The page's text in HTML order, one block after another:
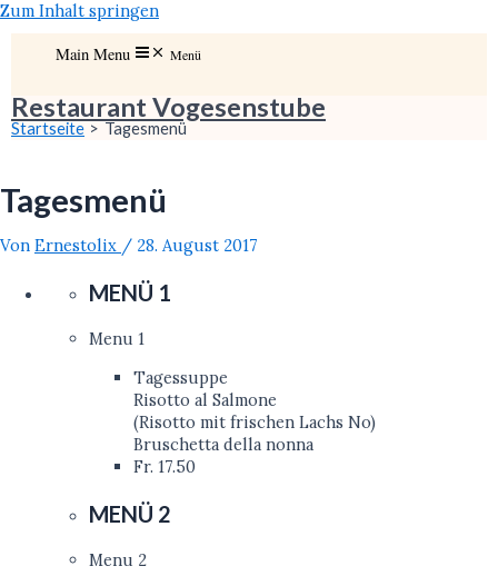
Zum Inhalt springen
Main Menu Menü
Restaurant Vogesenstube
Startseite Tagesmenü
Tagesmenü
Von Ernestolix / 28. August 2017
MENÜ 1
Menu 1
Tagessuppe
Risotto al Salmone
(Risotto mit frischen Lachs No)
Bruschetta della nonna
Fr. 17.50
MENÜ 2
Menu 2